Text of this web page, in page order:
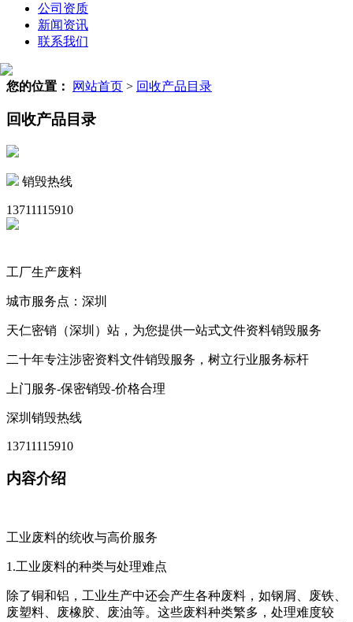
公司资质
新闻资讯
联系我们
您的位置： 网站首页 > 回收产品目录
回收产品目录
销毁热线
13711115910
工厂生产废料
城市服务点：深圳
天仁密销（深圳）站，为您提供一站式文件资料销毁服务
二十年专注涉密资料文件销毁服务，树立行业服务标杆
上门服务-保密销毁-价格合理
深圳销毁热线
13711115910
内容介绍
工业废料的统收与高价服务
1.工业废料的种类与处理难点
除了铜和铝，工业生产中还会产生各种废料，如钢屑、废铁、
废塑料、废橡胶、废油等。这些废料种类繁多，处理难度较